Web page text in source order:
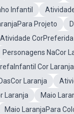
Infantil
Projeto
Atividade CorPreferida
Personagens NaCor
Cor Laranja
Laranja
Laranja
Maio
Maio LaranjaPara